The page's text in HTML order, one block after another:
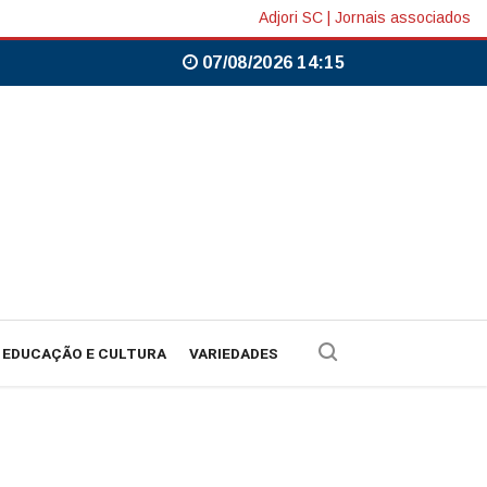
Adjori SC Jornais associados
07/08/2026 14:15
EDUCAÇÃO E CULTURA VARIEDADES